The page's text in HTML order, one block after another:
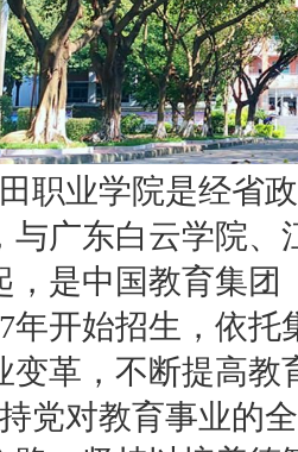
业学院是经省政
与广东白云学院
，是中国教育集团
年开始招生，依
变革，不断提高
对教育事业的全